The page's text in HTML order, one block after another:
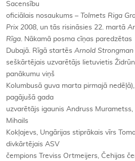
Sacensību
oficiālais nosaukums – Tolmets Riga
Prix 2008, un tās risināsies 22. martā
Rīga. Nākamā posma cīņas paredzētas
Dubajā. Rīgā startēs Arnold Strongman
seškārtējais uzvarētājs lietuvietis
panākumu viņš
Kolumbusā guva marta pirmajā
pagājušā gada
uzvarētājs igaunis Andruss Murametss,
Mihails
Kokļajevs, Ungārijas stiprākais vīrs
divkārtējais ASV
čempions Treviss Ortmeijers, Čehijas